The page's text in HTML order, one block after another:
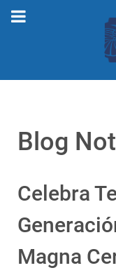
Blog
Celebra
Magna